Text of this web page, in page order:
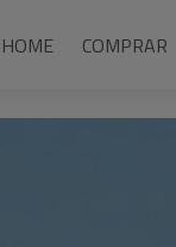
HOME COMPRAR